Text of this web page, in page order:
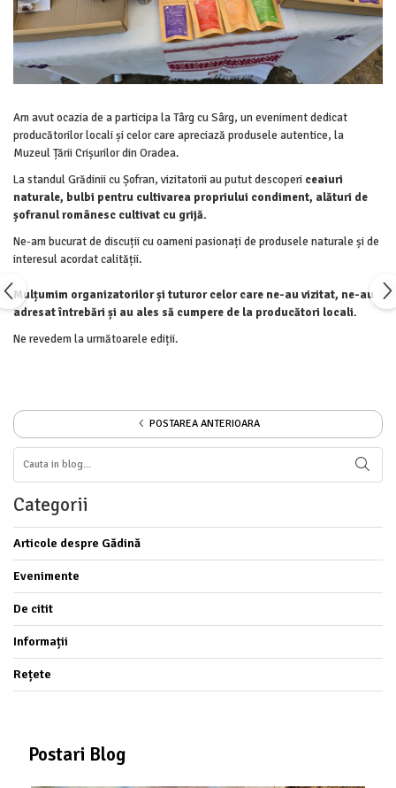
Am avut ocazia de a participa la Târg cu Sârg, un eveniment dedicat
producătorilor locali și celor care apreciază produsele autentice, la
Muzeul Țării Crișurilor din Oradea.
La standul Grădinii cu Șofran, vizitatorii au putut descoperi ceaiuri
naturale, bulbi pentru cultivarea propriului condiment, alături de
șofranul românesc cultivat cu grijă.
Ne-am bucurat de discuții cu oameni pasionați de produsele naturale și de
interesul acordat calității.
Mulțumim organizatorilor și tuturor celor care ne-au vizitat, ne-au
adresat întrebări și au ales să cumpere de la producători locali.
Ne revedem la următoarele ediții.
POSTAREA ANTERIOARA
Categorii
Articole despre Gădină
Evenimente
De citit
Informații
Rețete
Postari Blog